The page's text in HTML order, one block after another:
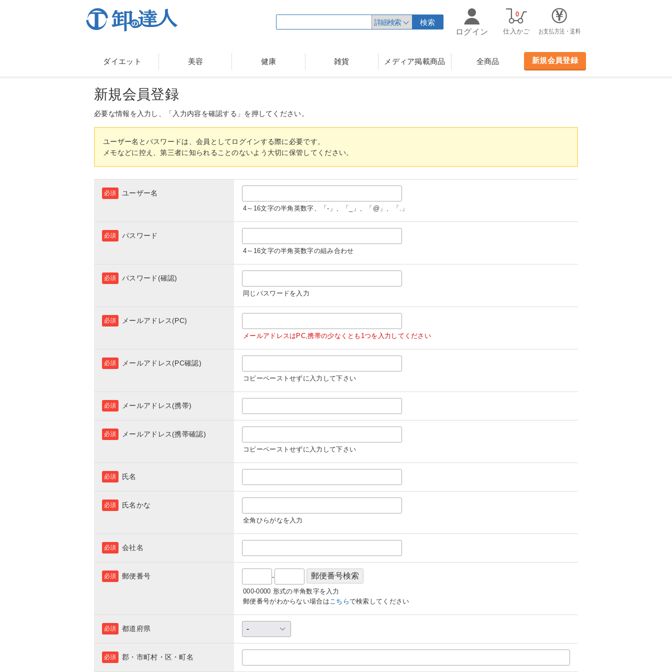
詳細検索
検索
ログイン
仕入かご
0
お支払方法・送料
ダイエット 美容 健康 雑貨 メディア掲載商品 全商品 新規会員登録
新規会員登録
必要な情報を入力し、「入力内容を確認する」を押してください。
ユーザー名とパスワードは、会員としてログインする際に必要です。
メモなどに控え、第三者に知られることのないよう大切に保管してください。
ユーザー名
必須
4～16文字の半角英数字、「-」、「_」、「@」、「.」
パスワード
必須
4～16文字の半角英数字の組み合わせ
パスワード(確認)
必須
同じパスワードを入力
メールアドレス(PC)
必須
メールアドレスはPC,携帯の少なくとも1つを入力してください
メールアドレス(PC確認)
必須
コピーペーストせずに入力して下さい
メールアドレス(携帯)
必須
メールアドレス(携帯確認)
必須
コピーペーストせずに入力して下さい
氏名
必須
氏名かな
必須
全角ひらがなを入力
会社名
必須
郵便番号
必須 -
000-0000 形式の半角数字を入力
郵便番号がわからない場合はこちらで検索してください
都道府県
必須
郡・市町村・区・町名
必須